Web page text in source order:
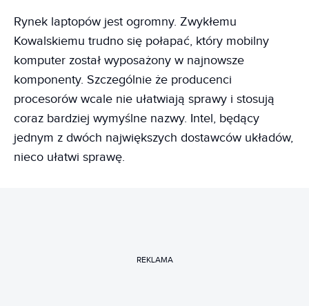
Rynek laptopów jest ogromny. Zwykłemu
Kowalskiemu trudno się połapać, który mobilny
komputer został wyposażony w najnowsze
komponenty. Szczególnie że producenci
procesorów wcale nie ułatwiają sprawy i stosują
coraz bardziej wymyślne nazwy. Intel, będący
jednym z dwóch największych dostawców układów,
nieco ułatwi sprawę.
REKLAMA